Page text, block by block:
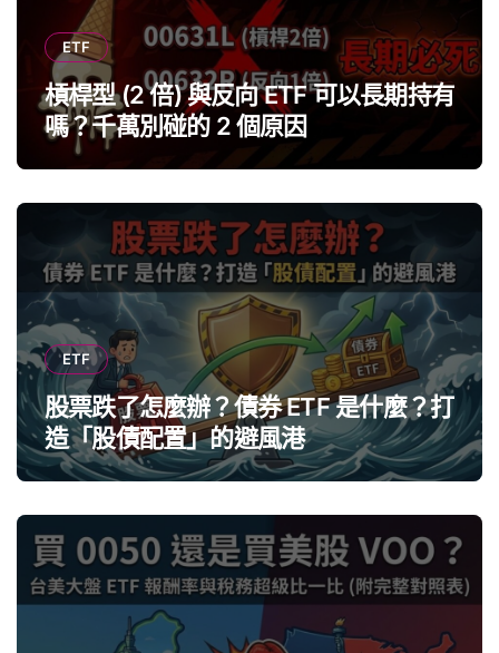
ETF
槓桿型 (2 倍) 與反向 ETF 可以長期持有
嗎？千萬別碰的 2 個原因
ETF
股票跌了怎麼辦？債券 ETF 是什麼？打
造「股債配置」的避風港